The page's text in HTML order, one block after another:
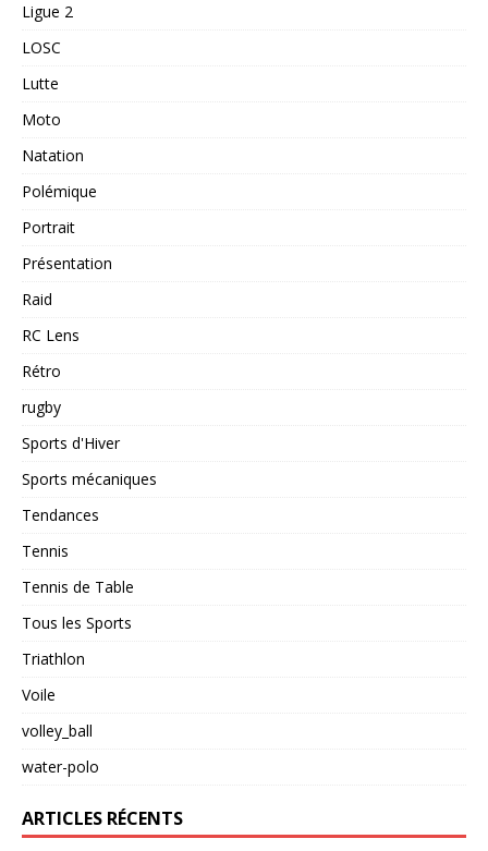
Ligue 2
LOSC
Lutte
Moto
Natation
Polémique
Portrait
Présentation
Raid
RC Lens
Rétro
rugby
Sports d'Hiver
Sports mécaniques
Tendances
Tennis
Tennis de Table
Tous les Sports
Triathlon
Voile
volley_ball
water-polo
ARTICLES RÉCENTS